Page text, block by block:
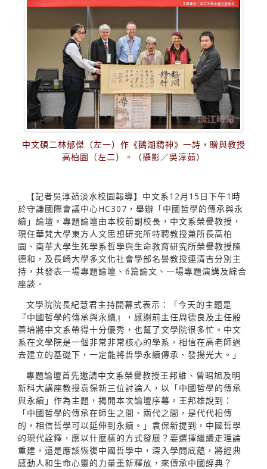
中文碩二林郁傑（左一）作《鵝湖精神》一詩，贈與教授
高柏園（左二）。（攝影／吳淳茹）
【記者吳淳茹淡水校園報導】中文系12月15日下午1時
於守謙國際會議中心HC307，舉辦「中國哲學的傳承與永
續」論壇。專題論壇由本校前副校長，中文系榮譽教授，
現任華梵大學東方人文思想研究所特聘教授兼所長高柏
園、南華大學生死學系哲學與生命教育研究所榮譽教授陳
德和，及長崎大學多文化社會學部名譽教授連清吉分別主
持，共發表一場專題論壇、6篇論文、一場專題演講及綜合
座談。
文學院院長紀慧君主持開幕式表示：「今天的主題是
『中國哲學的傳承與永續』，感謝前主任周德良及主任殷
善培將中文系帶得十分優秀，也幫了文學院很多忙。中文
系在文學院是一個非常非常核心的學系，相信在高老師過
去建立的基礎下，一定能將哲學永續傳承、發揚光大。」
專題論壇首先邀請中文系榮譽教授王邦維、曾昭旭及明
新科大講座教授袁保新三位討論人，以「中國哲學的傳承
與永續」作為主題，揭開本次論壇序幕。王邦雄說到：
「中國哲學的傳承在師生之間、兩代之間，是代代相傳
的，相信哲學可以延伸到永續。」袁保新提到，中國哲學
的現代詮釋，應以什麼樣的方式發展？要選擇繼續走理論
重建，還是應該恢復中國哲學中，深入學問底蘊，將經典
感動人和生命心靈的力量重新釋放，來傳承中國經典？